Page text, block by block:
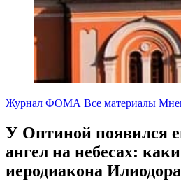
Журнал ФОМА Все материалы
У Оптиной появился
ангел на небесах:
иеродиакона Илиодора